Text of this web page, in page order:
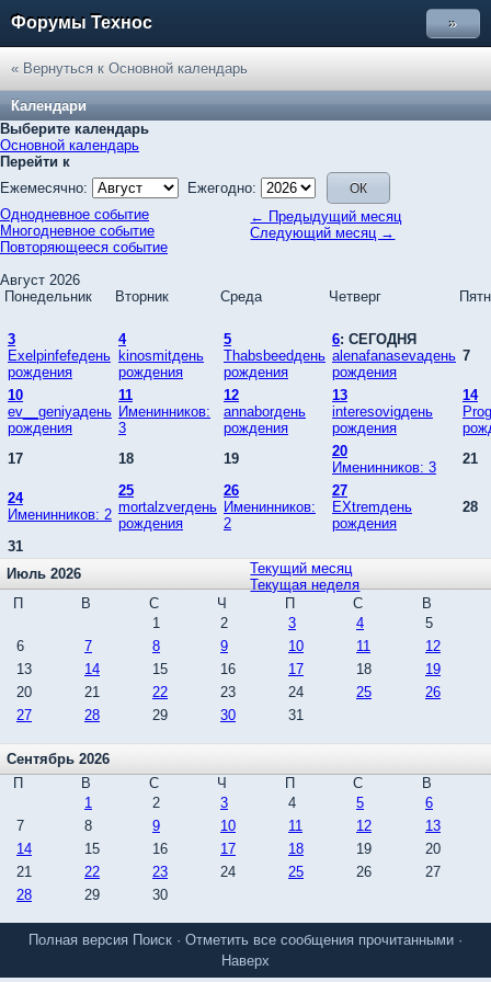
Форумы Технос »
« Вернуться к Основной календарь
Календари
Выберите календарь
Основной календарь
Перейти к
Ежемесячно:
Ежегодно:
← Предыдущий месяц
Следующий месяц →
Однодневное событие
Многодневное событие
Повторяющееся событие
Август 2026
Понедельник
Вторник Среда Четверг
3
Exelpinfefeдень
рождения
4
kinosmitдень
рождения
5
Thabsbeedдень
рождения
6: СЕГОДНЯ
alenafanasevaдень
рождения
7
10
ev__geniyaдень
рождения
11
Именинников:
3
12
annaborдень
рождения
13
interesovigдень
рождения
14
17
18 19
20
Именинников: 3
21
24
Именинников: 2
25
mortalzverдень
рождения
26
Именинников:
2
27
EXtremдень
рождения
28
31
Текущий месяц
Текущая неделя
Июль 2026
П
В С Ч П С
В
1
2 3 4
5
6
7 8 9 10 11
12
13
14 15 16 17 18
19
20
21 22 23 24 25
26
27
28 29 30 31
Сентябрь 2026
П
В С Ч П С
В
1
2 3 4 5
6
7
8 9 10 11 12
13
14
15 16 17 18 19
20
21
22 23 24 25 26
27
28
29 30
Полная версия Поиск · Отметить все сообщения прочитанными ·
Наверх